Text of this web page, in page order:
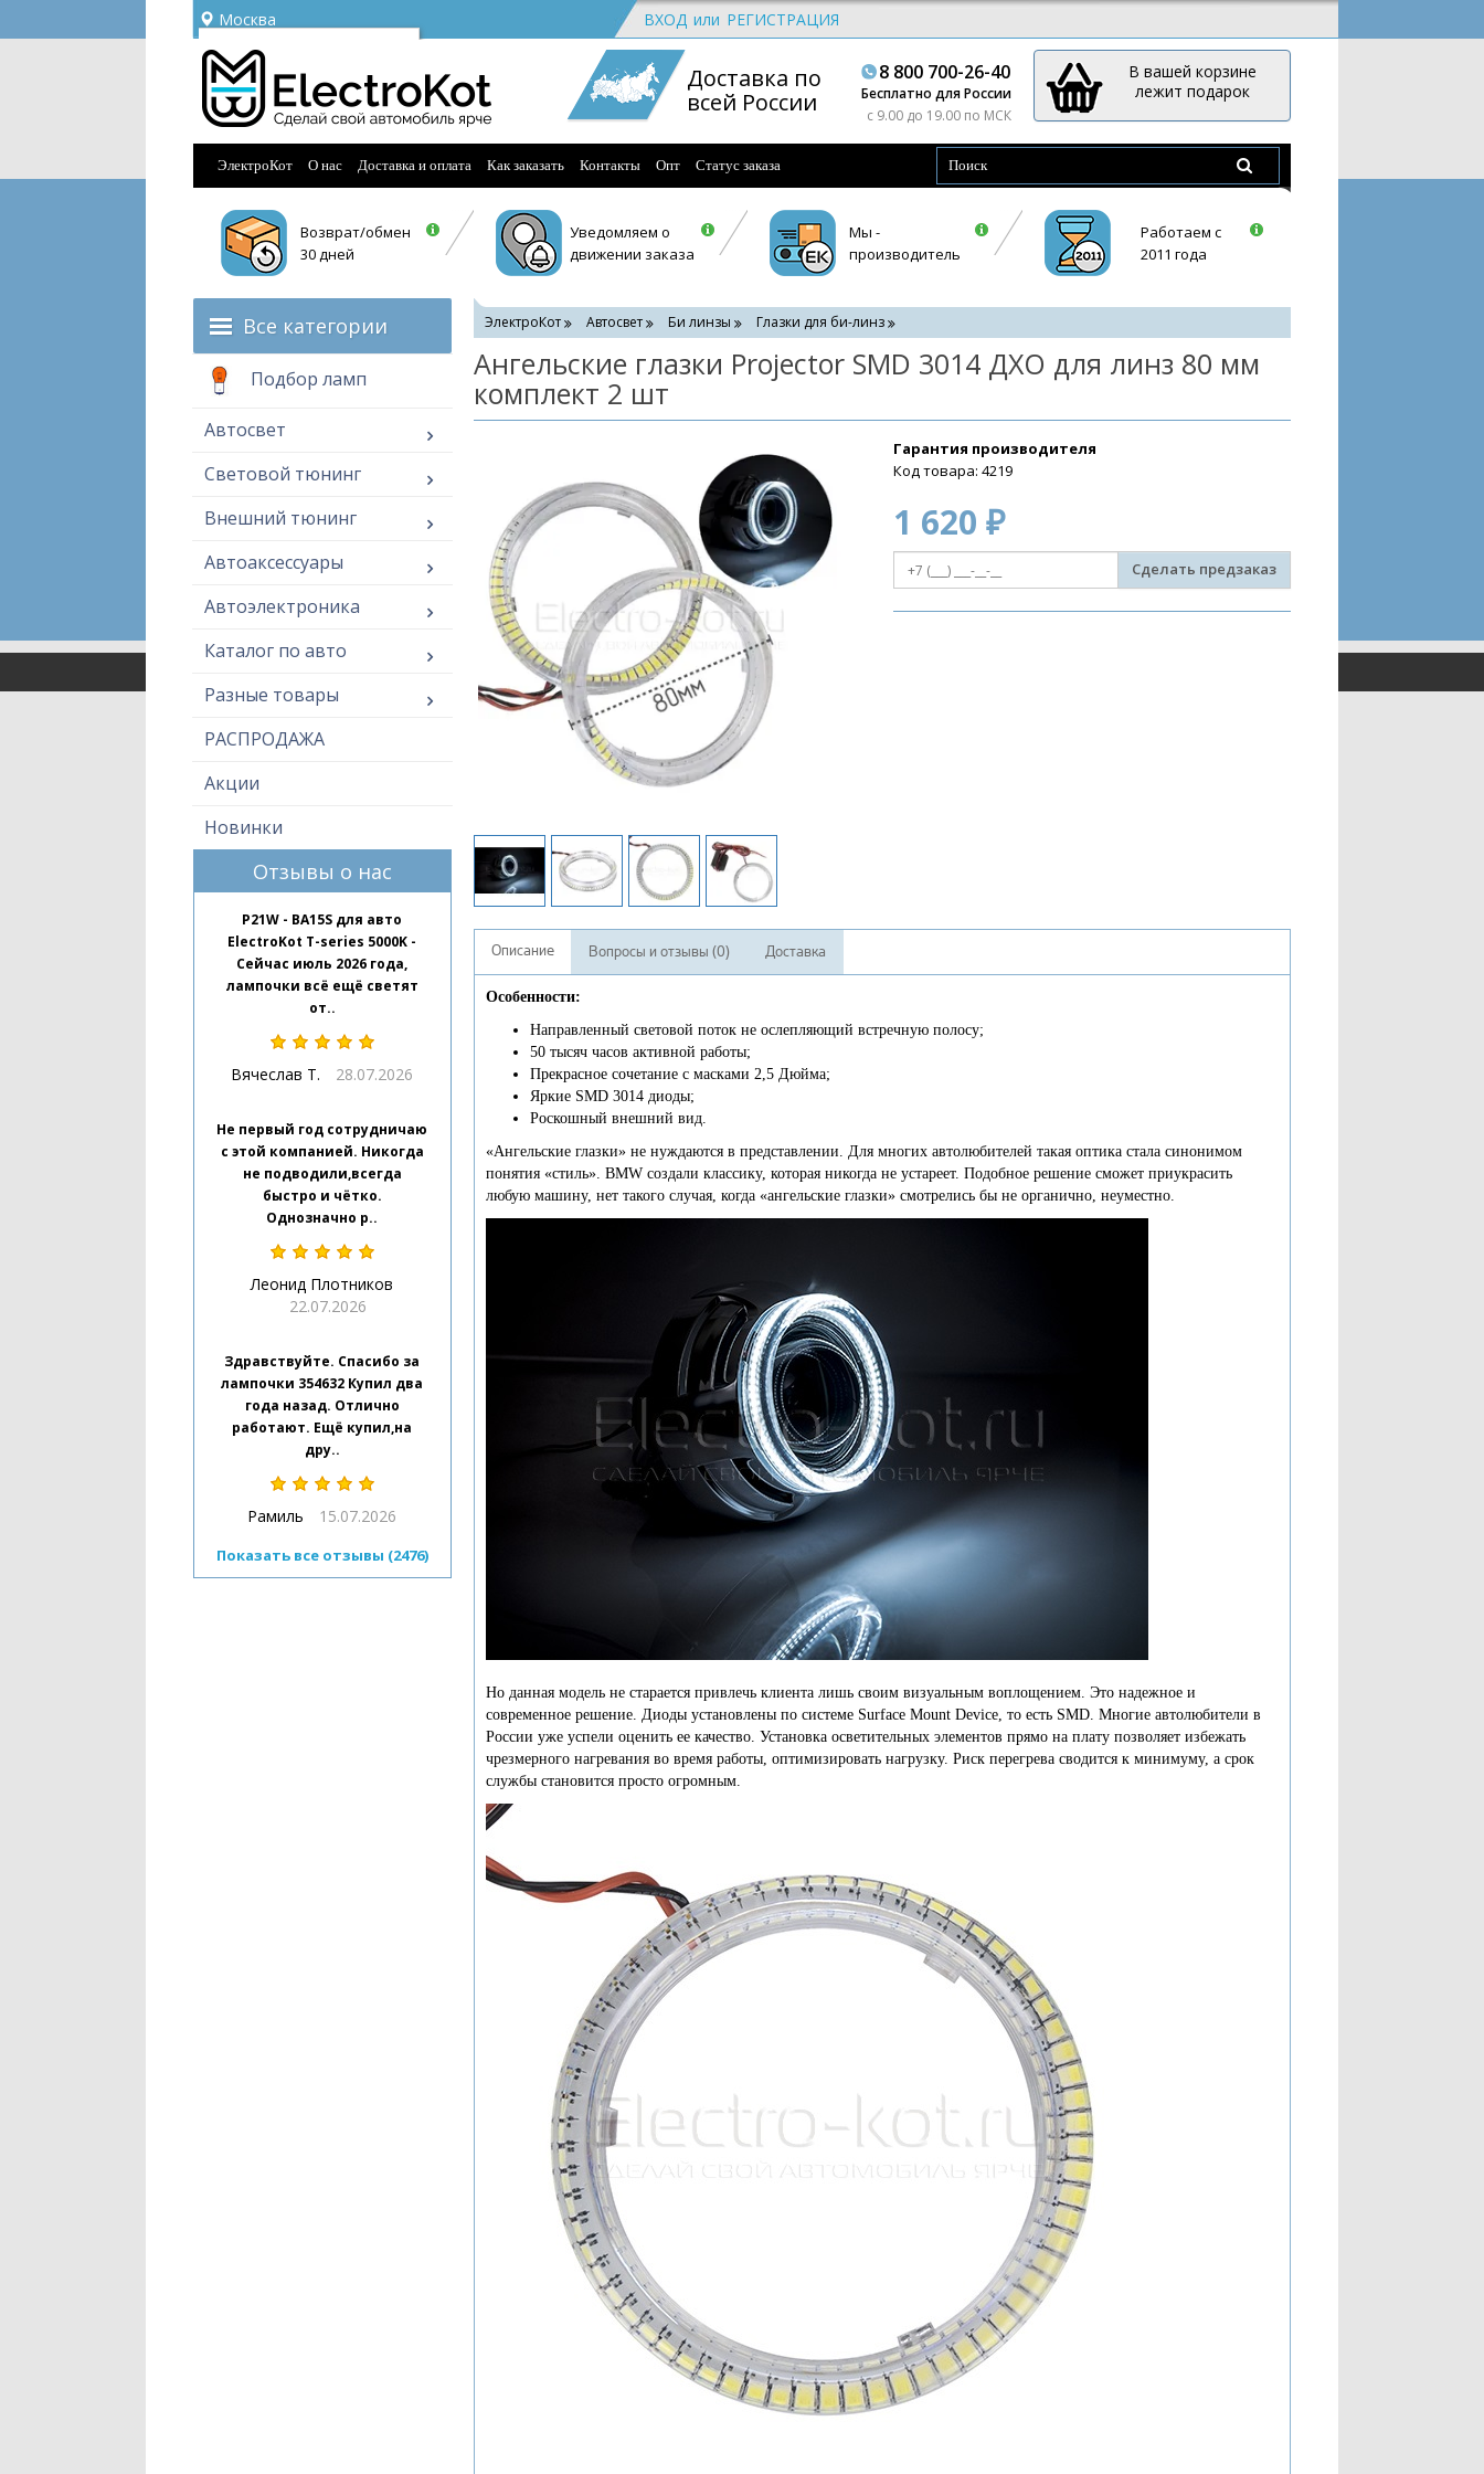
Москва
Ваш город —
Угадали?
ВХОД или РЕГИСТРАЦИЯ
Доставка по
всей России
8 800 700-26-40
Бесплатно для России
c 9.00 до 19.00 по МСК
В вашей корзине
лежит подарок
ЭлектроКот О нас Доставка и оплата Как заказать Контакты Опт Статус заказа
Возврат/обмен
30 дней
Уведомляем о
движении заказа
Мы -
производитель
Работаем с
2011 года
Все категории
Подбор ламп
Автосвет
Световой тюнинг
Внешний тюнинг
Автоаксессуары
Автоэлектроника
Каталог по авто
Разные товары
РАСПРОДАЖА
Акции
Новинки
Отзывы о нас
P21W - BA15S для авто
ElectroKot T-series 5000K -
Сейчас июль 2026 года,
лампочки всё ещё светят
от..
Вячеслав Т. 28.07.2026
Не первый год сотрудничаю
с этой компанией. Никогда
не подводили,всегда
быстро и чётко.
Однозначно р..
Леонид Плотников
22.07.2026
Здравствуйте. Спасибо за
лампочки 354632 Купил два
года назад. Отлично
работают. Ещё купил,на
дру..
Рамиль 15.07.2026
Показать все отзывы (2476)
ЭлектроКот Автосвет Би линзы Глазки для би-линз
Ангельские глазки Projector SMD 3014 ДХО для линз 80 мм
комплект 2 шт
Гарантия производителя
Код товара: 4219
1 620 ₽
Сделать предзаказ
Описание Вопросы и отзывы (0) Доставка
Особенности:
Направленный световой поток не ослепляющий встречную полосу;
50 тысяч часов активной работы;
Прекрасное сочетание с масками 2,5 Дюйма;
Яркие SMD 3014 диоды;
Роскошный внешний вид.
«Ангельские глазки» не нуждаются в представлении. Для многих автолюбителей такая оптика стала синонимом
понятия «стиль». BMW создали классику, которая никогда не устареет. Подобное решение сможет приукрасить
любую машину, нет такого случая, когда «ангельские глазки» смотрелись бы не органично, неуместно.
Но данная модель не старается привлечь клиента лишь своим визуальным воплощением. Это надежное и
современное решение. Диоды установлены по системе Surface Mount Device, то есть SMD. Многие автолюбители в
России уже успели оценить ее качество. Установка осветительных элементов прямо на плату позволяет избежать
чрезмерного нагревания во время работы, оптимизировать нагрузку. Риск перегрева сводится к минимуму, а срок
службы становится просто огромным.